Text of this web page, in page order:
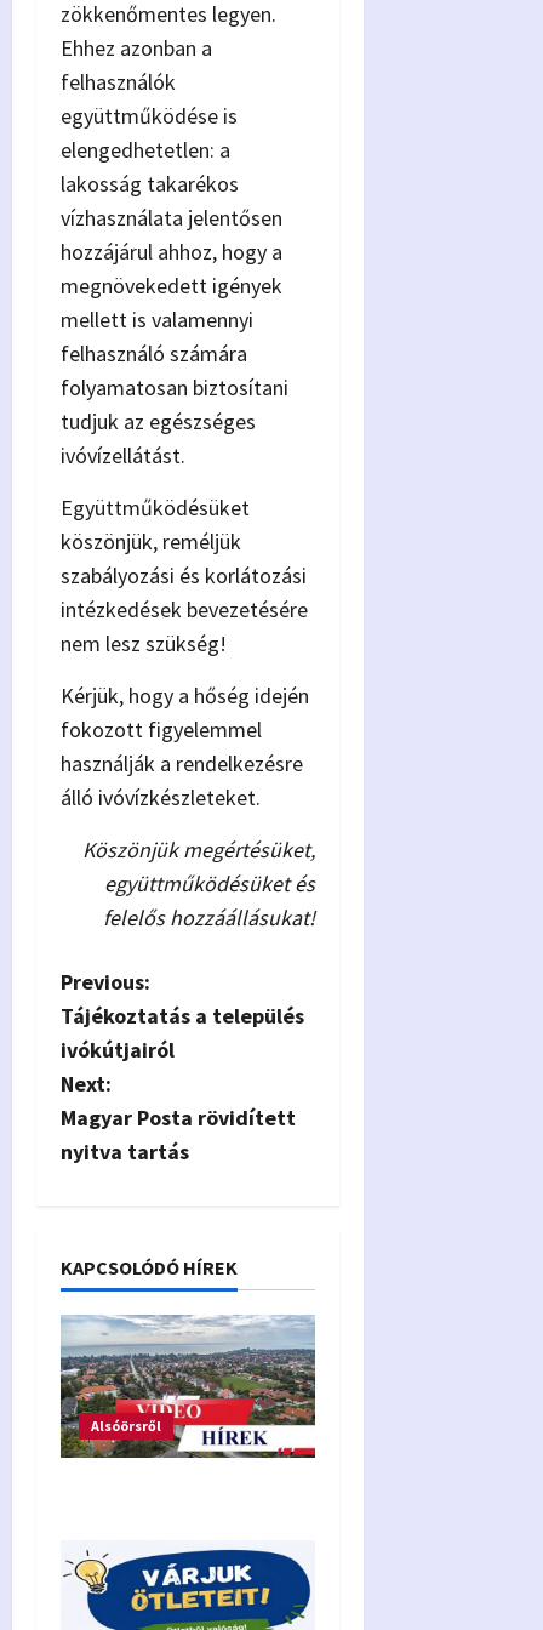
zökkenőmentes legyen.
Ehhez azonban a
felhasználók
együttműködése is
elengedhetetlen: a
lakosság takarékos
vízhasználata jelentősen
hozzájárul ahhoz, hogy a
megnövekedett igények
mellett is valamennyi
felhasználó számára
folyamatosan biztosítani
tudjuk az egészséges
ivóvízellátást.
Együttműködésüket
köszönjük, reméljük
szabályozási és korlátozási
intézkedések bevezetésére
nem lesz szükség!
Kérjük, hogy a hőség idején
fokozott figyelemmel
használják a rendelkezésre
álló ivóvízkészleteket.
Köszönjük megértésüket,
együttműködésüket és
felelős hozzáállásukat!
P
o
s
t
v
i
g
a
i
Previous:
Tájékoztatás a település
ivókútjairól
Next:
Magyar Posta rövidített
nyitva tartás
KAPCSOLÓDÓ HÍREK
Alsóörsről